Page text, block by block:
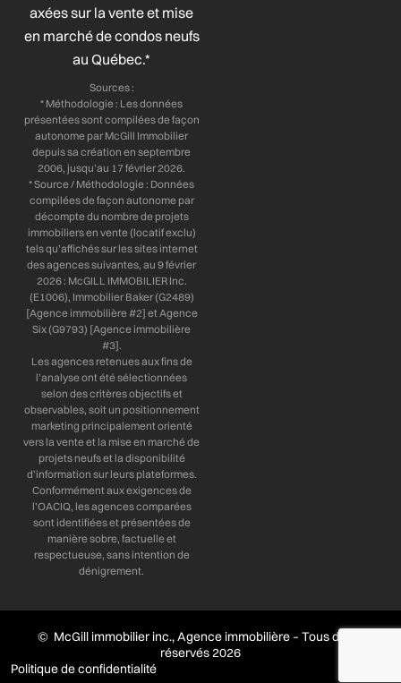
axées sur la vente et mise
en marché de condos neufs
au Québec.*
Sources :
* Méthodologie : Les données
présentées sont compilées de façon
autonome par McGill Immobilier
depuis sa création en septembre
2006, jusqu’au 17 février 2026.
* Source / Méthodologie : Données
compilées de façon autonome par
décompte du nombre de projets
immobiliers en vente (locatif exclu)
tels qu’affichés sur les sites internet
des agences suivantes, au 9 février
2026 : McGILL IMMOBILIER Inc.
(E1006), Immobilier Baker (G2489)
[Agence immobilière #2] et Agence
Six (G9793) [Agence immobilière
#3].
Les agences retenues aux fins de
l’analyse ont été sélectionnées
selon des critères objectifs et
observables, soit un positionnement
marketing principalement orienté
vers la vente et la mise en marché de
projets neufs et la disponibilité
d’information sur leurs plateformes.
Conformément aux exigences de
l’OACIQ, les agences comparées
sont identifiées et présentées de
manière sobre, factuelle et
respectueuse, sans intention de
dénigrement.
© McGill immobilier inc., Agence immobilière – Tous droits
réservés 2026
Politique de confidentialité